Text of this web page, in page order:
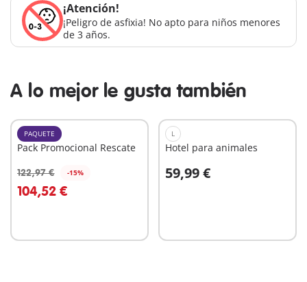
¡Atención!
¡Peligro de asfixia! No apto para niños menores
de 3 años.
A lo mejor le gusta también
PAQUETE
Pack Promocional Rescate
122,97 € -15%
104,52 €
A la cesta
L
Hotel para animales
59,99 €
A la cesta